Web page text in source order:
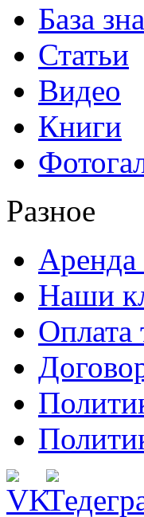
База
Статьи
Видео
Книги
Разное
Аренда
Наши
Оплата